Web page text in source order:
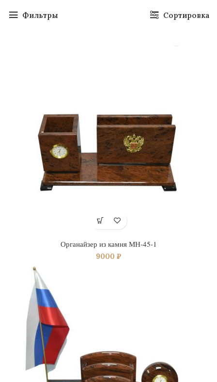
Фильтры Сортировка
Органайзер из камня МН-45-1
9000 ₽